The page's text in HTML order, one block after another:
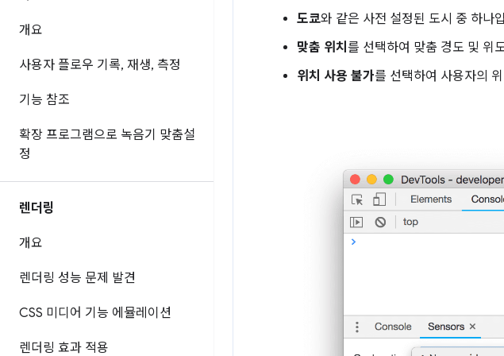
개요
사용자 플로우 기록, 재생, 측정
기능 참조
확장 프로그램으로 녹음기 맞춤설
정
렌더링
개요
렌더링 성능 문제 발견
CSS 미디어 기능 에뮬레이션
렌더링 효과 적용
도쿄와 같은 사전 설정된 도시 중 하나
맞춤 위치 를 선택하여 맞춤 경도 및 위
위치 사용 불가를 선택하여 사용자의